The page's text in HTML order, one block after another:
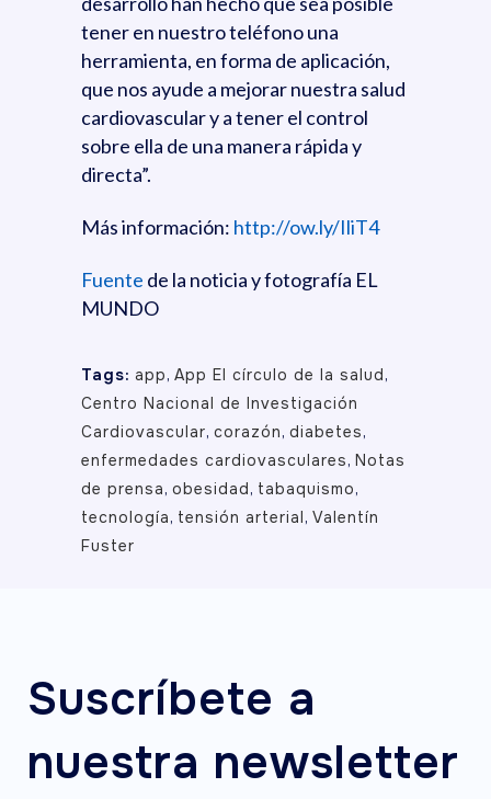
tener en nuestro teléfono una
herramienta, en forma de aplicación,
que nos ayude a mejorar nuestra salud
cardiovascular y a tener el control
sobre ella de una manera rápida y
directa”.
Más información: http://ow.ly/IliT4
Fuente de la noticia y fotografía EL
MUNDO
Tags: app, App El círculo de la salud,
Centro Nacional de Investigación
Cardiovascular, corazón, diabetes,
enfermedades cardiovasculares, Notas
de prensa, obesidad, tabaquismo,
tecnología, tensión arterial, Valentín
Fuster
Suscríbete a
nuestra newsletter